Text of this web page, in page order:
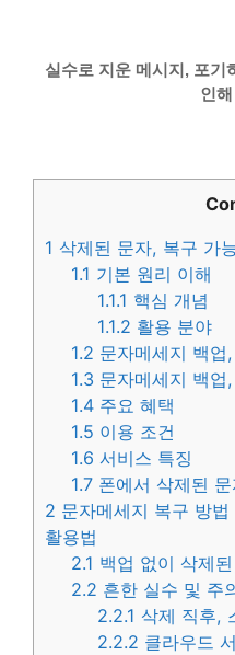
실수로 지운 메시지, 포기
인
1 삭제된 문자, 복구 가
1.1 기본 원리 이해
1.1.1 핵심 개념
1.1.2 활용 분야
1.2 문자메세지 백업
1.3 문자메세지 백업
1.4 주요 혜택
1.5 이용 조건
1.6 서비스 특징
1.7 폰에서 삭제된
2 문자메세지 복구 방
활용법
2.1 백업 없이 삭제
2.2 흔한 실수 및 주
2.2.1 삭제 직후,
2.2.2 클라우드